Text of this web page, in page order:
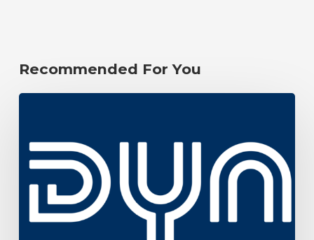
Recommended For You